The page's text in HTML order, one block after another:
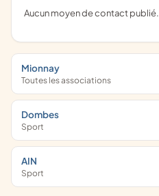
Aucun moyen de contact publié.
Mionnay
Toutes les associations
Dombes
Sport
AIN
Sport